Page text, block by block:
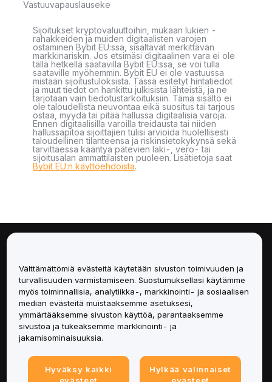
Vastuuvapauslauseke
Sijoitukset kryptovaluuttoihin, mukaan lukien -
rahakkeiden ja muiden digitaalisten varojen
ostaminen Bybit EU:ssa, sisältävät merkittävän
markkinariskin. Jos etsimäsi digitaalinen vara ei ole
tällä hetkellä saatavilla Bybit EU:ssa, se voi tulla
saataville myöhemmin. Bybit EU ei ole vastuussa
mistään sijoitustuloksista. Tässä esitetyt hintatiedot
ja muut tiedot on hankittu julkisista lähteistä, ja ne
tarjotaan vain tiedotustarkoituksiin. Tämä sisältö ei
ole taloudellista neuvontaa eikä suositus tai tarjous
ostaa, myydä tai pitää hallussa digitaalisia varoja.
Ennen digitaalisilla varoilla treidausta tai niiden
hallussapitoa sijoittajien tulisi arvioida huolellisesti
taloudellinen tilanteensa ja riskinsietokykynsä sekä
tarvittaessa kääntyä pätevien laki-, vero- tai
sijoitusalan ammattilaisten puoleen. Lisätietoja saat
Bybit EU:n käyttöehdoista.
Palvelut
Tuki
Tuotteet
Lakiasiat
Välttämättömiä evästeitä käytetään sivuston toimivuuden ja
turvallisuuden varmistamiseen. Suostumuksellasi käytämme
myös toiminnallisia, analytiikka-, markkinointi- ja sosiaalisen
median evästeitä muistaaksemme asetuksesi,
ymmärtääksemme sivuston käyttöä, parantaaksemme
sivustoa ja tukeaksemme markkinointi- ja
jakamisominaisuuksia.
Hyväksy kaikki
Hylkää valinnaiset